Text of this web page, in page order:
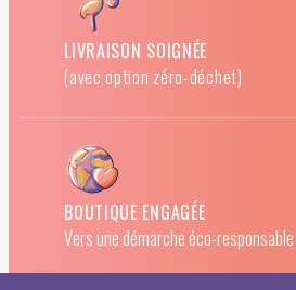
LIVRAISON SOIGNÉE
(avec option zéro-déchet)
BOUTIQUE ENGAGÉE
Vers une démarche éco-responsable